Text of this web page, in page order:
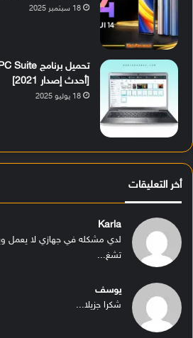
18 سبتمبر 2025
[أحدث إصدار 2021]
18 يوليو 2025
أخر التعليقات
Karla
لدي مشكله في جهازي لا يعمل
تشغ...
يوسف
شكرا جزيلا...